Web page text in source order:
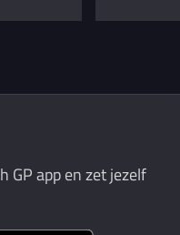
GP app en zet jezelf